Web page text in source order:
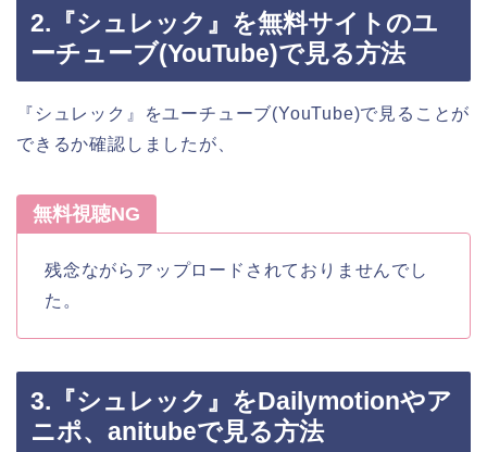
2.『シュレック』を無料サイトのユ
ーチューブ(YouTube)で見る方法
『シュレック』をユーチューブ(YouTube)で見ることが
できるか確認しましたが、
無料視聴NG
残念ながらアップロードされておりませんでし
た。
3.『シュレック』をDailymotionやア
ニポ、anitubeで見る方法